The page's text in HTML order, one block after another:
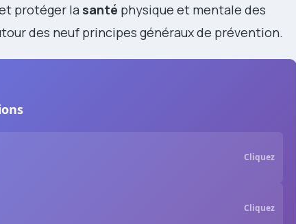
protéger la santé physique et mentale des
des neuf principes généraux de prévention.
Cliquez
Cliquez